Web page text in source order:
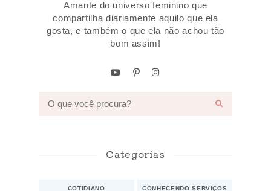
Amante do universo feminino que
compartilha diariamente aquilo que ela
gosta, e também o que ela não achou tão
bom assim!
Categorias
COTIDIANO CONHECENDO SERVIÇOS